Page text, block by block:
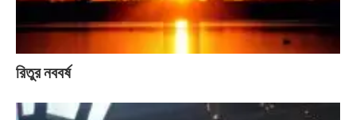
রিতুর নববর্ষ